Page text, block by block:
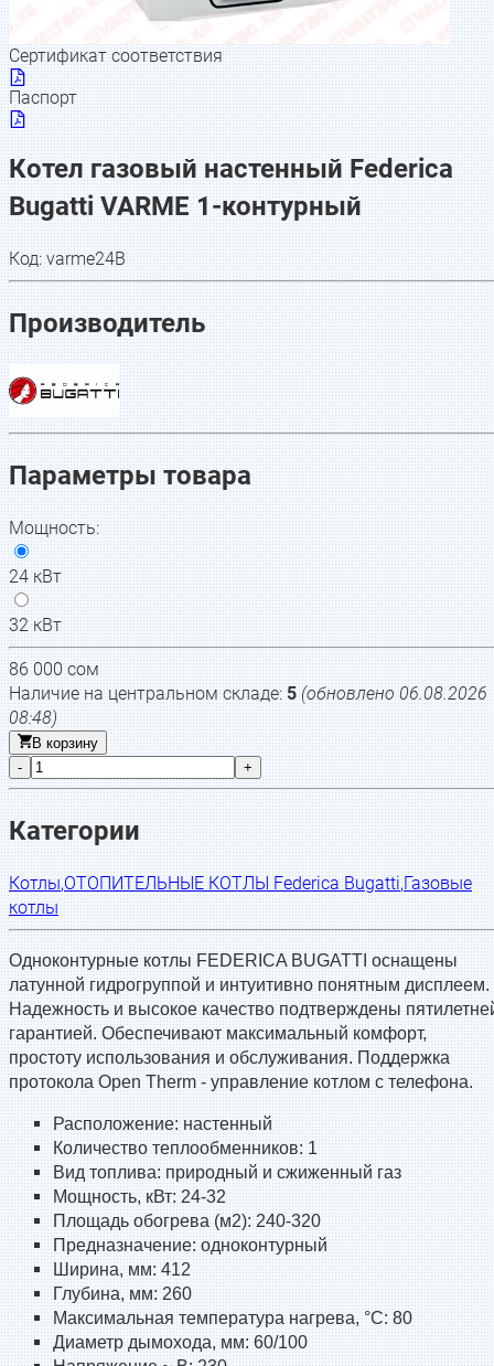
Сертификат соответствия
Паспорт
Котел газовый настенный Federica
Bugatti VARME 1-контурный
Код:varme24B
Производитель
Параметры товара
Мощность:
24 кВт
32 кВт
86 000сом
Наличие на центральном складе: 5 (обновлено06.08.2026
08:48)
В корзину
-
+
Категории
Котлы,ОТОПИТЕЛЬНЫЕ КОТЛЫ Federica Bugatti,Газовые
котлы
Одноконтурные котлы FEDERICA BUGATTI оснащены
латунной гидрогруппой и интуитивно понятным дисплеем.
Надежность и высокое качество подтверждены
гарантией. Обеспечивают максимальный комфорт,
простоту использования и обслуживания. Поддержка
протокола Open Therm - управление котлом с телефона.
Расположение: настенный
Количество теплообменников: 1
Вид топлива: природный и сжиженный газ
Мощность, кВт: 24-32
Площадь обогрева (м2): 240-320
Предназначение: одноконтурный
Ширина, мм: 412
Глубина, мм: 260
Максимальная температура нагрева, °С: 80
Диаметр дымохода, мм: 60/100